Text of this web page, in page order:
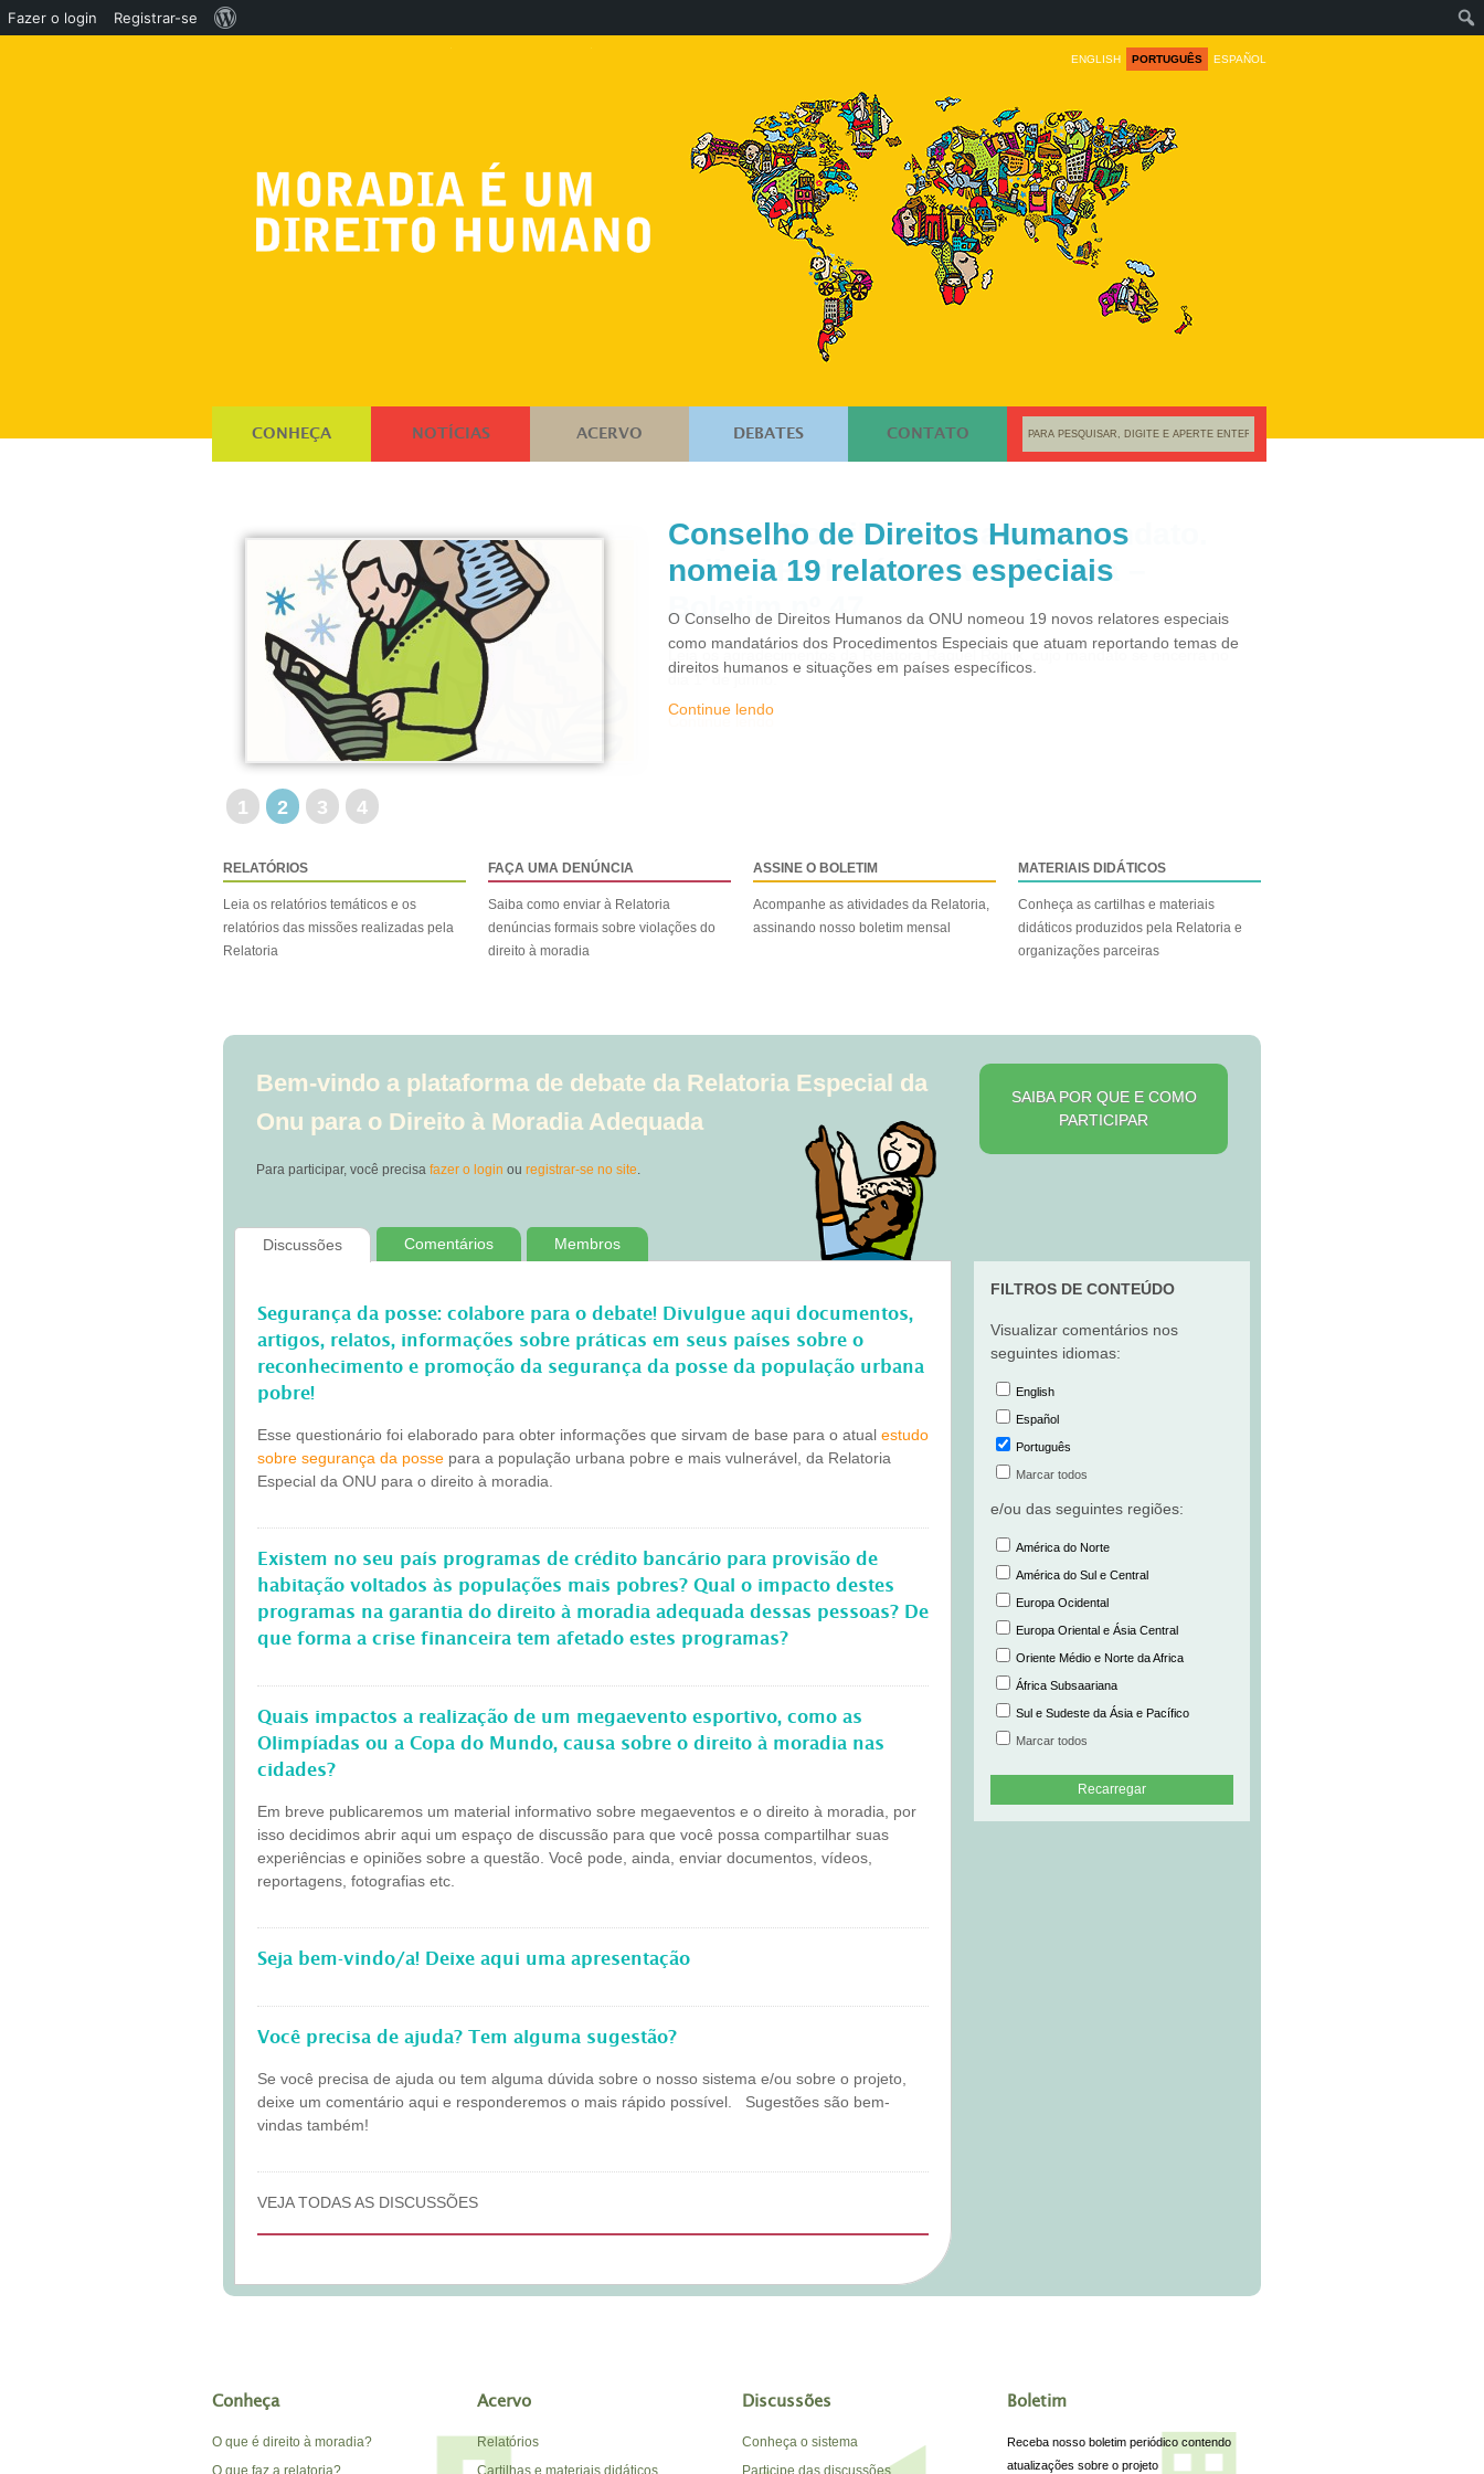
ENGLISH PORTUGUÊS ESPAÑOL
CONHEÇA NOTÍCIAS ACERVO DEBATES CONTATO
Conselho de Direitos Humanos
nomeia 19 relatores especiais
O Conselho de Direitos Humanos da ONU nomeou 19 novos relatores especiais
como mandatários dos Procedimentos Especiais que atuam reportando temas de
direitos humanos e situações em países específicos.
Continue lendo
1 2 3 4
RELATÓRIOS
Leia os relatórios temáticos e os
relatórios das missões realizadas pela
Relatoria
FAÇA UMA DENÚNCIA
Saiba como enviar à Relatoria
denúncias formais sobre violações do
direito à moradia
ASSINE O BOLETIM
Acompanhe as atividades da Relatoria,
assinando nosso boletim mensal
MATERIAIS DIDÁTICOS
Conheça as cartilhas e materiais
didáticos produzidos pela Relatoria e
organizações parceiras
Bem-vindo a plataforma de debate da Relatoria Especial da
Onu para o Direito à Moradia Adequada
SAIBA POR QUE E COMO
PARTICIPAR
Para participar, você precisa fazer o login ou registrar-se no site.
Discussões Comentários Membros
Segurança da posse: colabore para o debate! Divulgue aqui documentos,
artigos, relatos, informações sobre práticas em seus países sobre o
reconhecimento e promoção da segurança da posse da população urbana
pobre!
Esse questionário foi elaborado para obter informações que sirvam de base para o atual estudo
sobre segurança da posse para a população urbana pobre e mais vulnerável, da Relatoria
Especial da ONU para o direito à moradia.
Existem no seu país programas de crédito bancário para provisão de
habitação voltados às populações mais pobres? Qual o impacto destes
programas na garantia do direito à moradia adequada dessas pessoas? De
que forma a crise financeira tem afetado estes programas?
Quais impactos a realização de um megaevento esportivo, como as
Olimpíadas ou a Copa do Mundo, causa sobre o direito à moradia nas
cidades?
Em breve publicaremos um material informativo sobre megaeventos e o direito à moradia, por
isso decidimos abrir aqui um espaço de discussão para que você possa compartilhar suas
experiências e opiniões sobre a questão. Você pode, ainda, enviar documentos, vídeos,
reportagens, fotografias etc.
Seja bem-vindo/a! Deixe aqui uma apresentação
Você precisa de ajuda? Tem alguma sugestão?
Se você precisa de ajuda ou tem alguma dúvida sobre o nosso sistema e/ou sobre o projeto,
deixe um comentário aqui e responderemos o mais rápido possível. Sugestões são bem-
vindas também!
VEJA TODAS AS DISCUSSÕES
FILTROS DE CONTEÚDO
Visualizar comentários nos
seguintes idiomas:
English
Español
Português
Marcar todos
e/ou das seguintes regiões:
América do Norte
América do Sul e Central
Europa Ocidental
Europa Oriental e Ásia Central
Oriente Médio e Norte da Africa
África Subsaariana
Sul e Sudeste da Ásia e Pacífico
Marcar todos
Recarregar
Conheça
O que é direito à moradia?
O que faz a relatoria?
Acervo
Relatórios
Cartilhas e materiais didáticos
Discussões
Conheça o sistema
Participe das discussões
Boletim
Receba nosso boletim periódico contendo
atualizações sobre o projeto
Fazer o login Registrar-se